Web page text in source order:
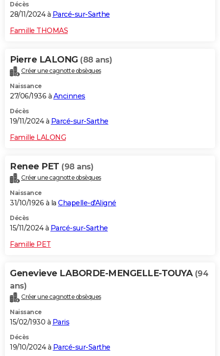
Décès
28/11/2024 à Parcé-sur-Sarthe
Famille THOMAS
Pierre LALONG (88 ans)
Créer une cagnotte obsèques
Naissance
27/06/1936 à Ancinnes
Décès
19/11/2024 à Parcé-sur-Sarthe
Famille LALONG
Renee PET (98 ans)
Créer une cagnotte obsèques
Naissance
31/10/1926 à la Chapelle-d'Aligné
Décès
15/11/2024 à Parcé-sur-Sarthe
Famille PET
Genevieve LABORDE-MENGELLE-TOUYA (94
ans)
Créer une cagnotte obsèques
Naissance
15/02/1930 à Paris
Décès
19/10/2024 à Parcé-sur-Sarthe